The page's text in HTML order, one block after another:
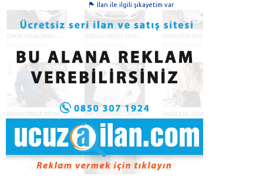
İlan ile ilgili şikayetim var